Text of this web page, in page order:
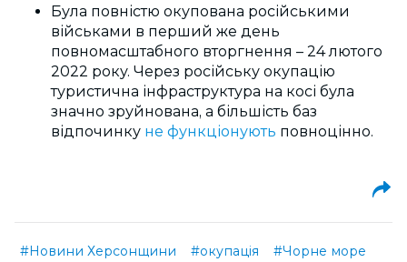
Була повністю окупована російськими
військами в перший же день
повномасштабного вторгнення – 24 лютого
2022 року. Через російську окупацію
туристична інфраструктура на косі була
значно зруйнована, а більшість баз
відпочинку не функціонують повноцінно.
#Новини Херсонщини #окупація
#Чорне море